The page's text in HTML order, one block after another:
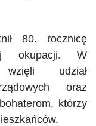
80. rocznicę
okupacji. W
wzięli udział
oraz
którzy